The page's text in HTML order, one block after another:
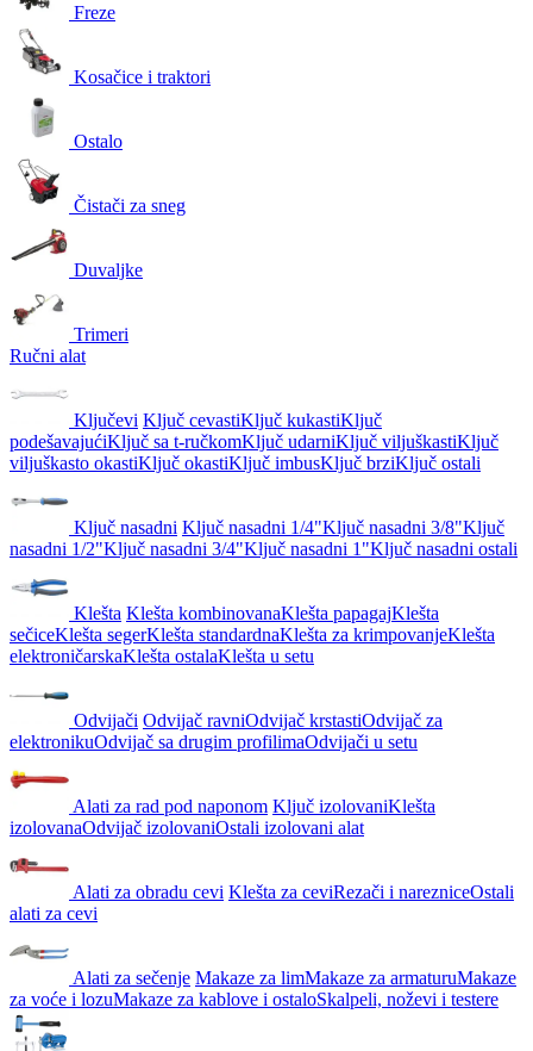
Freze
Kosačice i traktori
Ostalo
Čistači za sneg
Duvaljke
Trimeri
Ručni alat
Ključevi Ključ cevastiKljuč kukastiKljuč
podešavajućiKljuč sa t-ručkomKljuč udarniKljuč viljuškastiKljuč
viljuškasto okastiKljuč okastiKljuč imbusKljuč brziKljuč ostali
Ključ nasadni Ključ nasadni 1/4"Ključ nasadni 3/8"Ključ
nasadni 1/2"Ključ nasadni 3/4"Ključ nasadni 1"Ključ nasadni ostali
Klešta Klešta kombinovanaKlešta papagajKlešta
sečiceKlešta segerKlešta standardnaKlešta za krimpovanjeKlešta
elektroničarskaKlešta ostalaKlešta u setu
Odvijači Odvijač ravniOdvijač krstastiOdvijač za
elektronikuOdvijač sa drugim profilimaOdvijači u setu
Alati za rad pod naponom Ključ izolovaniKlešta
izolovanaOdvijač izolovaniOstali izolovani alat
Alati za obradu cevi Klešta za ceviRezači i narezniceOstali
alati za cevi
Alati za sečenje Makaze za limMakaze za armaturuMakaze
za voće i lozuMakaze za kablove i ostaloSkalpeli, noževi i testere